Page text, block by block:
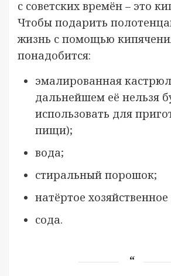
с советских времён – это
Чтобы подарить
жизнь с помощью
понадобится:
эмалированная
дальнейшем её нельзя
использовать для
пищи);
вода;
стиральный порошок;
натёртое
сода.